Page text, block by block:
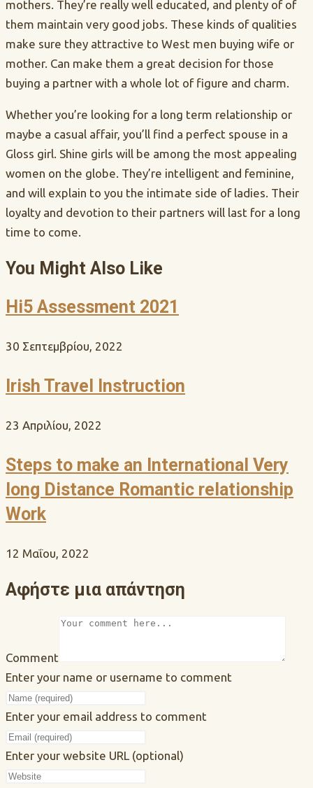
mothers. They’re really well educated, and plenty of of
them maintain very good jobs. These kinds of qualities
make sure they attractive to West men buying wife or
mother. Can make them a great decision for those
buying a partner with a whole lot of figure and charm.
Whether you’re looking for a long term relationship or
maybe a casual affair, you’ll find a perfect spouse in a
Gloss girl. Shine girls will be among the most appealing
women on the globe. They’re intelligent and feminine,
and will explain to you the intimate side of ladies. Their
loyalty and devotion to their partners will last for a long
time to come.
You Might Also Like
Hi5 Assessment 2021
30 Σεπτεμβρίου, 2022
Irish Travel Instruction
23 Απριλίου, 2022
Steps to make an International Very
long Distance Romantic relationship
Work
12 Μαΐου, 2022
Αφήστε μια απάντηση
Comment
Enter your name or username to comment
Enter your email address to comment
Enter your website URL (optional)